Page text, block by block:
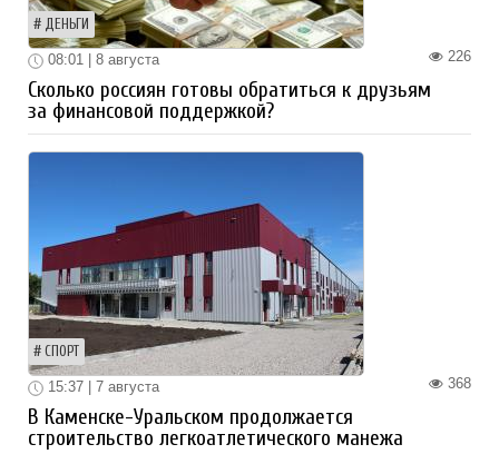
ДЕНЬГИ
226
08:01 | 8 августа
Сколько россиян готовы обратиться к друзьям
за финансовой поддержкой?
СПОРТ
368
15:37 | 7 августа
В Каменске-Уральском продолжается
строительство легкоатлетического манежа